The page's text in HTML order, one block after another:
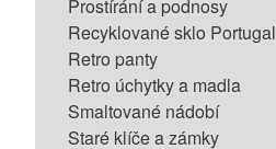
Prostírání a podnosy
Recyklované sklo Portugal
Retro panty
Retro úchytky a madla
Smaltované nádobí
Staré klíče a zámky